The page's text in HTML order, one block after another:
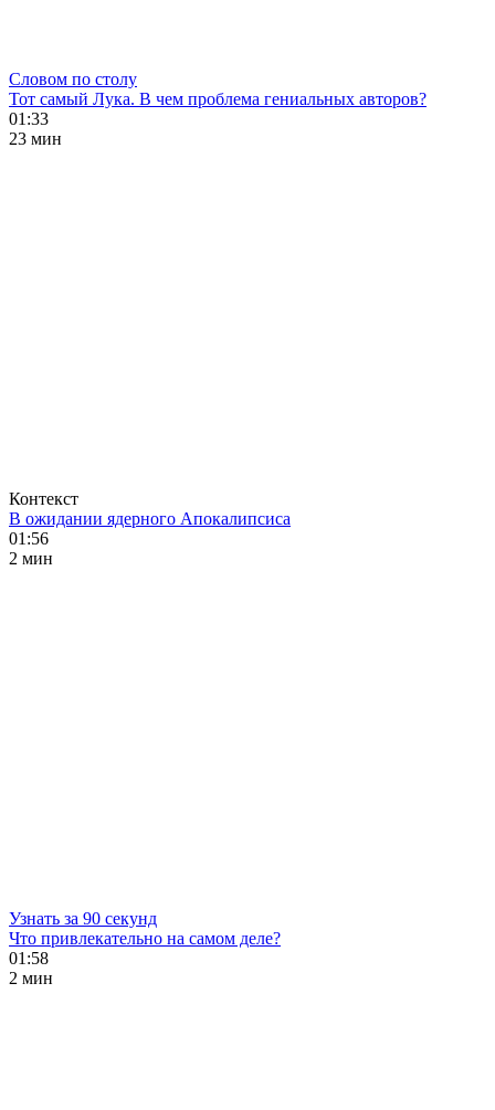
Словом по столу
Тот самый Лука. В чем проблема гениальных авторов?
01:33
23 мин
Контекст
В ожидании ядерного Апокалипсиса
01:56
2 мин
Узнать за 90 секунд
Что привлекательно на самом деле?
01:58
2 мин